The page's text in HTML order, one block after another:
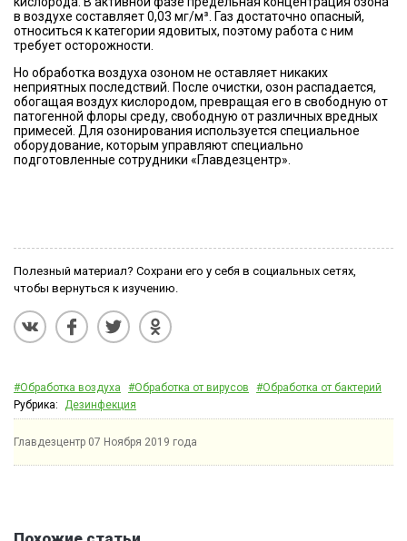
в воздухе составляет 0,03 мг/м³. Газ достаточно опасный,
относиться к категории ядовитых, поэтому работа с ним
требует осторожности.
Но обработка воздуха озоном не оставляет никаких
неприятных последствий. После очистки, озон распадается,
обогащая воздух кислородом, превращая его в свободную от
патогенной флоры среду, свободную от различных вредных
примесей. Для озонирования используется специальное
оборудование, которым управляют специально
подготовленные сотрудники «Главдезцентр».
Полезный материал? Сохрани его у себя в социальных сетях,
чтобы вернуться к изучению.
#Обработка воздуха #Обработка от вирусов
#Обработка от бактерий
Рубрика: Дезинфекция
Главдезцентр 07 Ноября 2019 года